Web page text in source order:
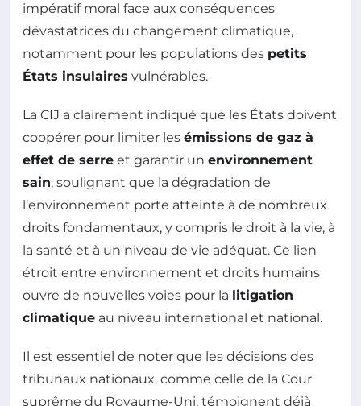
impératif moral face aux conséquences
dévastatrices du changement climatique,
notamment pour les populations des petits
États insulaires vulnérables.
La CIJ a clairement indiqué que les États doivent
coopérer pour limiter les émissions de gaz à
effet de serre et garantir un environnement
sain, soulignant que la dégradation de
l’environnement porte atteinte à de nombreux
droits fondamentaux, y compris le droit à la vie, à
la santé et à un niveau de vie adéquat. Ce lien
étroit entre environnement et droits humains
ouvre de nouvelles voies pour la litigation
climatique au niveau international et national.
Il est essentiel de noter que les décisions des
tribunaux nationaux, comme celle de la Cour
suprême du Royaume-Uni, témoignent déjà